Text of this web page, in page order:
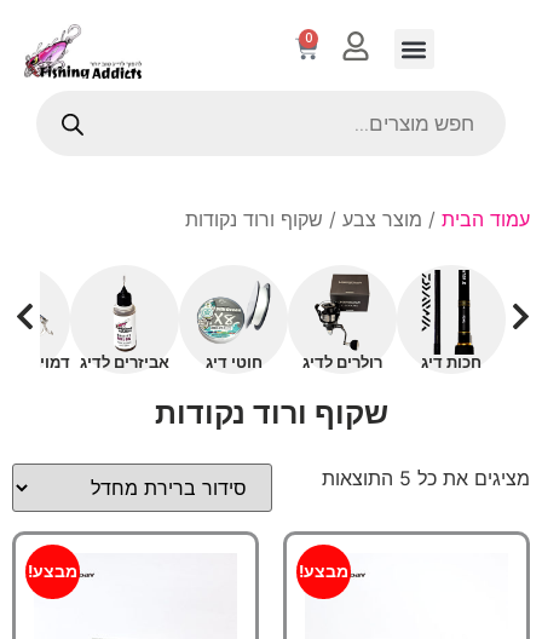
0
עמוד הבית / מוצר צבע / שקוף ורוד נקודות
חכות דיג רולרים לדיג חוטי דיג אביזרים לדיג דמויים
שקוף ורוד נקודות
מציגים את כל ⁦5⁩ התוצאות
מבצע! מבצע!